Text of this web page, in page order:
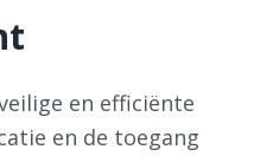
en efficiënte
en de toegang